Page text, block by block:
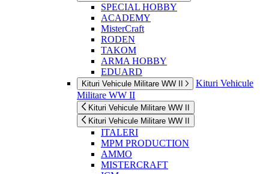
SPECIAL HOBBY
ACADEMY
MisterCraft
RODEN
TAKOM
ARMA HOBBY
EDUARD
Kituri Vehicule Militare WW II
Kituri Vehicule
Militare WW II
Kituri Vehicule Militare WW II
Kituri Vehicule Militare WW II
ITALERI
MPM PRODUCTION
AMMO
MISTERCRAFT